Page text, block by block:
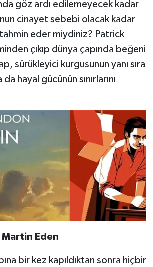
göz ardı edilemeyecek kadar
cinayet sebebi olacak kadar
eder miydiniz? Patrick
çıkıp dünya çapında beğeni
sürükleyici kurgusunun yanı sıra
da hayal gücünün sınırlarını
Martin Eden
bir kez kapıldıktan sonra hiçbir